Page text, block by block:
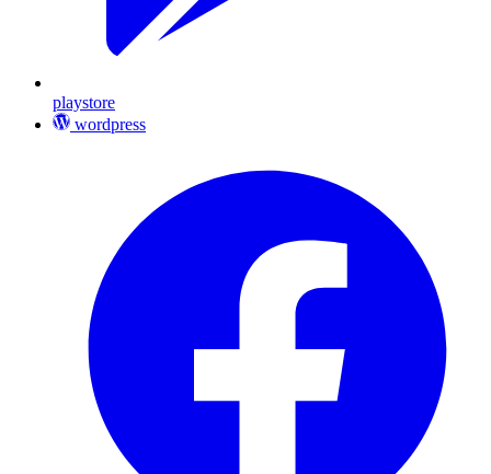
playstore
wordpress